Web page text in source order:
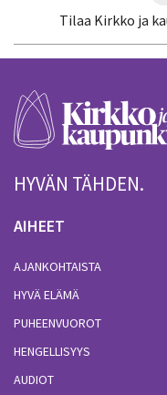
Tilaa Kirkko ja
HYVÄN TÄHDEN.
AIHEET
AJANKOHTAISTA
HYVÄ ELÄMÄ
PUHEENVUOROT
HENGELLISYYS
AUDIOT